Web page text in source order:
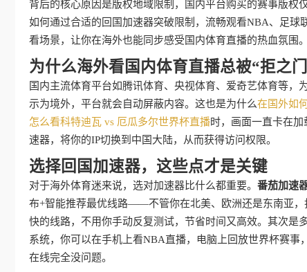
背后的核心原因是版权地域限制，国内平台购买的赛事版权
如何通过合适的回国加速器突破限制，流畅观看NBA、足
看场景，让你在海外也能同步感受国内体育直播的热血氛围。
为什么海外看国内体育直播总被“拒之门
国内主流体育平台如腾讯体育、央视体育、爱奇艺体育等，
示为境外，平台就会自动屏蔽内容。这也是为什么在国外如
怎么看科特迪瓦 vs 厄瓜多尔世界杯直播时，画面一直卡在
速器，将你的IP切换到中国大陆，从而获得访问权限。
选择回国加速器，这些点才是关键
对于海外体育迷来说，选对加速器比什么都重要。 番茄加速
布+智能推荐最优线路——不管你在北美、欧洲还是东南亚，
快的线路，不用你手动反复测试，节省时间又高效。其次
系统，你可以在手机上看NBA直播，电脑上回放世界杯赛
在线完全没问题。